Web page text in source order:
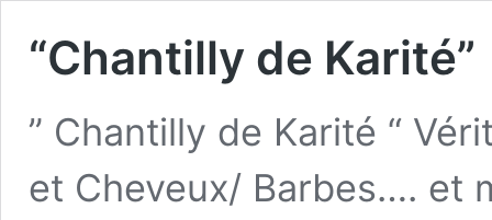
“Chantilly de Karité”
” Chantilly de Karité “
et Cheveux/ Barbes…. et